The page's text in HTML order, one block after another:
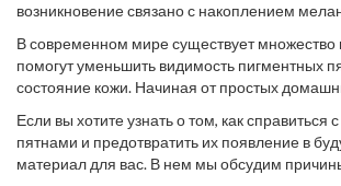
возникновение связано с накоплением
накопления этого пигмента могут быть
важно разобраться в них, чтобы выбрать
способ решения проблемы.
В современном мире существует множество
помогут уменьшить видимость пигментных
состояние кожи. Начиная от простых
процедурами. Но перед тем как приступать к
пигментацией, важно понять, какую роль в
и внутренний уход.
Если вы хотите узнать о том, как справиться
пятнами и предотвратить их появление в
материал для вас. В нем мы обсудим